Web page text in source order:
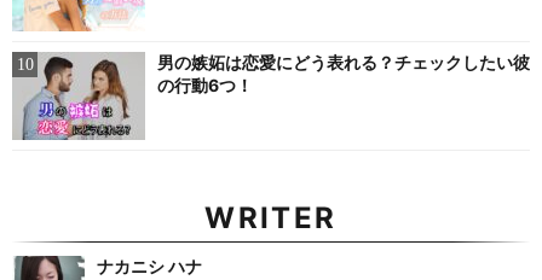
男の嫉妬は恋愛にどう表れる？チェックしたい彼
の行動6つ！
WRITER
ナカニシ ハナ